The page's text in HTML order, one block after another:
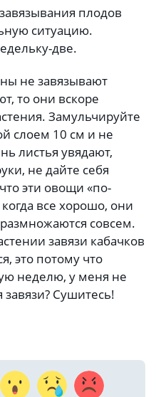
плодов
ситуацию.
две.
не завязывают
то они вскоре
Замульчируйте
слоем 10 см и не
листья увядают,
не дайте себя
эти овощи «по-
все хорошо, они
совсем.
завязи кабачков
это потому что
неделю, у меня не
Сушитесь!